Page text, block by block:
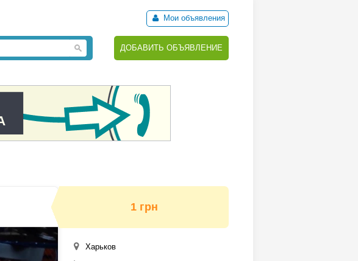
Мои объявления
ДОБАВИТЬ ОБЪЯВЛЕНИЕ
1 грн
Харьков